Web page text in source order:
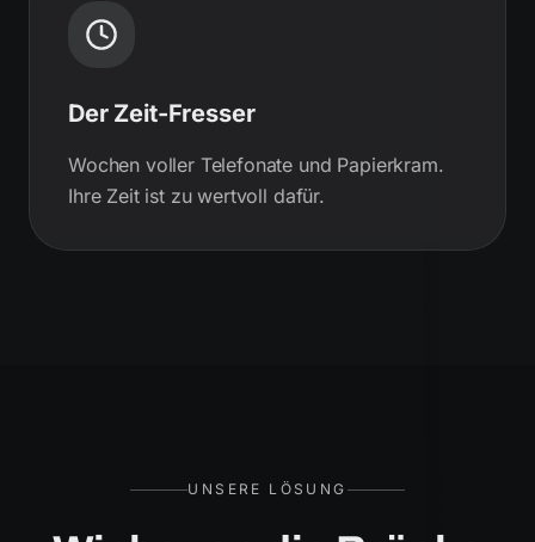
Der Zeit-Fresser
Wochen voller Telefonate und Papierkram.
Ihre Zeit ist zu wertvoll dafür.
UNSERE LÖSUNG